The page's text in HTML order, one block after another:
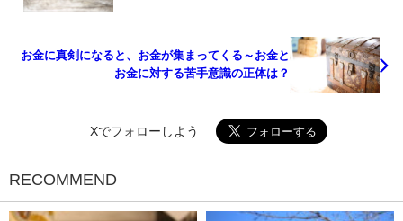
お金に真剣になると、お金が集まってくる～お金と
お金に対する苦手意識の正体は？
Xでフォローしよう
RECOMMEND